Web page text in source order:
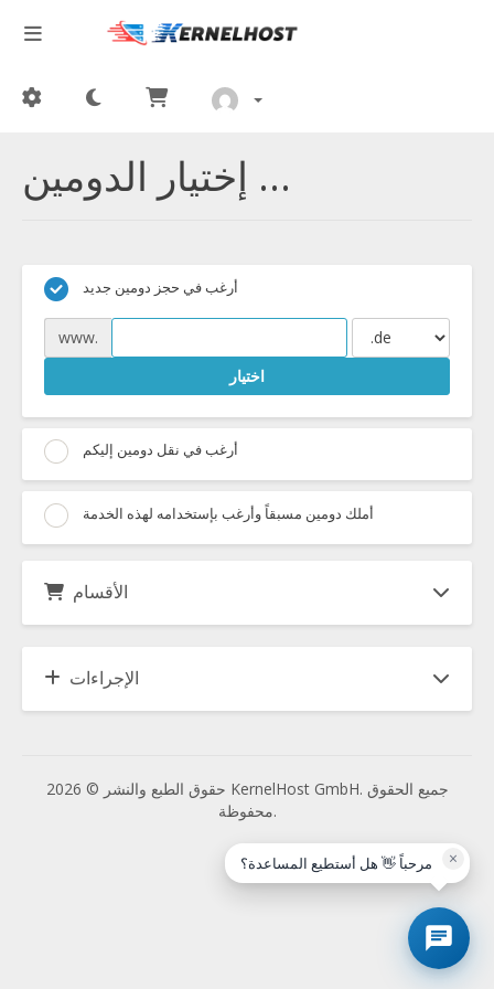
إختيار الدومين ...
أرغب في حجز دومين جديد
www.
اختيار
أرغب في نقل دومين إليكم
أملك دومين مسبقاً وأرغب بإستخدامه لهذه الخدمة
الأقسام
الإجراءات
حقوق الطبع والنشر © 2026 KernelHost GmbH. جميع الحقوق
محفوظة.
× مرحباً 👋 هل أستطيع المساعدة؟